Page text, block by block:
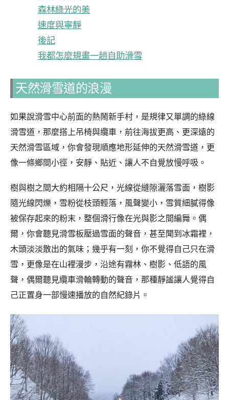
森林綠光的美
速度與寧靜
後記
我都怎麼規畫一趟自助滑雪
天然滑雪道的浪漫
如果說滑雪中心前面的熱鬧新手村，是規律又單調的綠線
滑雪道，那麼搭上吊椅與纜車，前往海拔更高、更深遠的
天然滑雪區域，你會發現順應地形延伸的天然滑雪道，更
像一條鄉間小徑，安靜、貼近、讓人不自覺放慢呼吸。
樹與樹之間大約相隔十公尺，光線從縫隙灑落雪面，樹影
隨光線閃爍，雪粉從枝頭輕落，風聲變小，雪質細膩得像
被保存起來的粉末，整個滑行像在光與影之間編舞。偶
爾，你會聽見滑雪板壓過雪面的聲音，甚至聞到冰霜裡，
木頭淡淡散出的氣味；幾乎有一刻，你不覺得自己只在滑
雪，更像是在山裡漫步，沿途有霧林、樹影、低語的風
聲，偶爾聽見纜車滑輪轉動的聲音，那種靜謐讓人覺得自
己正置身一部慢速播放的自然紀錄片。